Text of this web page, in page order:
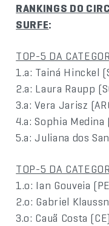
RANKINGS DO
SURFE:
TOP-5 DA
1.a: Tainá Hinckel
2.a: Laura Raupp
3.a: Vera Jarisz
4.a: Sophia Medina
5.a: Juliana dos
TOP-5 DA
1.o: Ian Gouveia
2.o: Gabriel
3.o: Cauã Costa